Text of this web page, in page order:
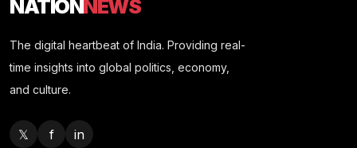
NATIONNEWS
The digital heartbeat of India. Providing real-
time insights into global politics, economy,
and culture.
𝕏 f in